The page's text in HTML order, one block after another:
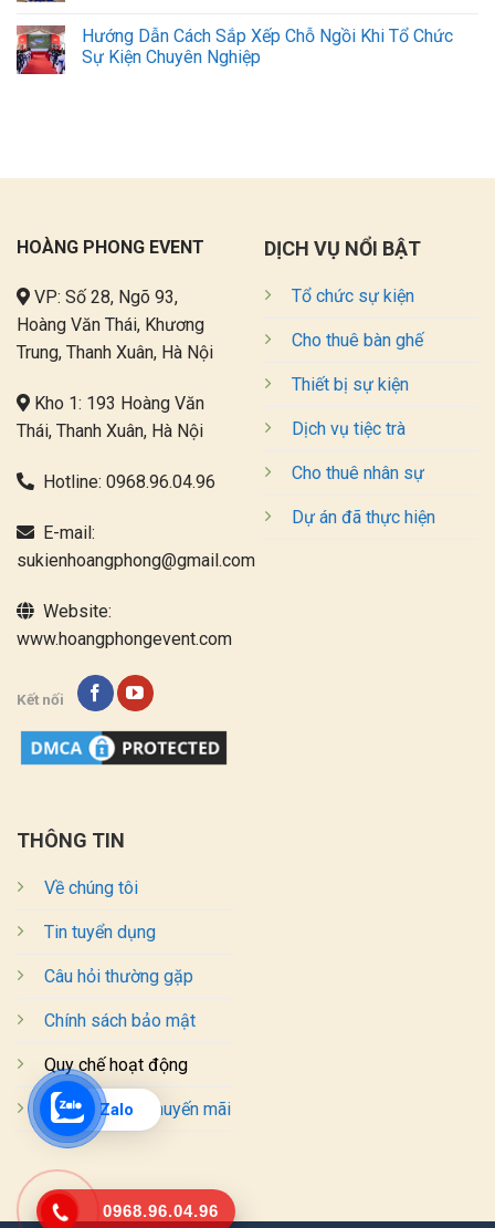
Hướng Dẫn Cách Sắp Xếp Chỗ Ngồi Khi Tổ Chức
Sự Kiện Chuyên Nghiệp
HOÀNG PHONG EVENT
VP: Số 28, Ngõ 93,
Hoàng Văn Thái, Khương
Trung, Thanh Xuân, Hà Nội
Kho 1: 193 Hoàng Văn
Thái, Thanh Xuân, Hà Nội
Hotline: 0968.96.04.96
E-mail:
sukienhoangphong@gmail.com
Website:
www.hoangphongevent.com
Kết nối
DỊCH VỤ NỔI BẬT
Tổ chức sự kiện
Cho thuê bàn ghế
Thiết bị sự kiện
Dịch vụ tiệc trà
Cho thuê nhân sự
Dự án đã thực hiện
THÔNG TIN
Về chúng tôi
Tin tuyển dụng
Câu hỏi thường gặp
Chính sách bảo mật
Quy chế hoạt động
Chương trình khuyến mãi
Zalo
0968.96.04.96